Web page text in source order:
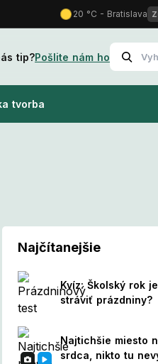
Nový kalendár
tip?Pošlite nám ho
tvorba
Najčítanejšie
Kvíz: Školský rok
stráviť prázdniny?
Najtichšie miesto
srdca, nikto tu